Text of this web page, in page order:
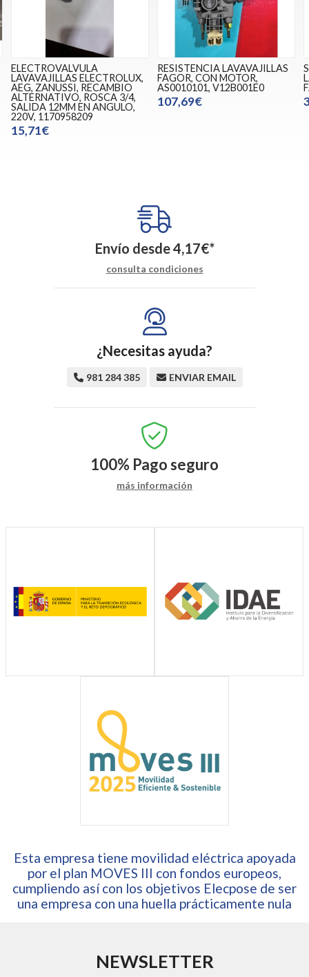
ELECTROVALVULA
LAVAVAJILLAS ELECTROLUX,
AEG, ZANUSSI, RECAMBIO
ALTERNATIVO, ROSCA 3/4,
SALIDA 12MM EN ANGULO,
220V, 1170958209
15,71€
RESISTENCIA LAVAVAJILLAS
FAGOR, CON MOTOR,
AS0010101, V12B001E0
107,69€
Envío desde4,17€*
consulta condiciones
¿Necesitas ayuda?
981 284 385 ENVIAR EMAIL
100% Pago seguro
más información
Esta empresa tiene movilidad eléctrica apoyada
por el plan MOVES III con fondos europeos,
cumpliendo así con los objetivos Elecpose de ser
una empresa con una huella prácticamente nula
NEWSLETTER